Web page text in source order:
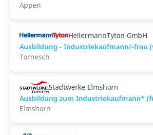
Appen
HellermannTyton GmbH
Ausbildung - Industriekaufmann/-frau
Tornesch
Stadtwerke Elmshorn
Ausbildung zum Industriekaufmann*
Elmshorn